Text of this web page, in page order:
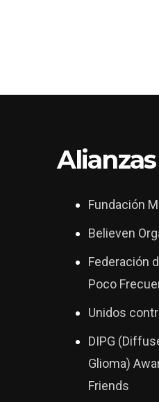
Alianzas
Fundación
Believen
Federación
Poco
Unidos
DIPG
Glioma)
Friends